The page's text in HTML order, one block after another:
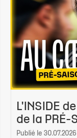
L'INSIDE
de la PRÉ-
Publié le 30.07.2026